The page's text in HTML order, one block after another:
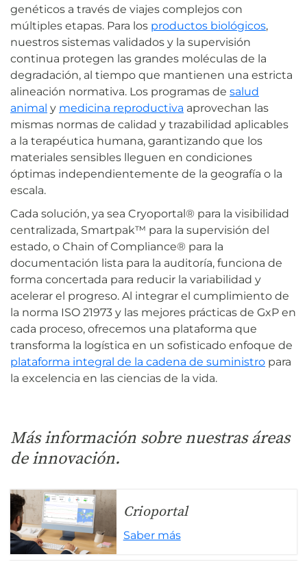
genéticos a través de viajes complejos con
múltiples etapas. Para los productos biológicos,
nuestros sistemas validados y la supervisión
continua protegen las grandes moléculas de la
degradación, al tiempo que mantienen una estricta
alineación normativa. Los programas de salud
animal y medicina reproductiva aprovechan las
mismas normas de calidad y trazabilidad aplicables
a la terapéutica humana, garantizando que los
materiales sensibles lleguen en condiciones
óptimas independientemente de la geografía o la
escala.
Cada solución, ya sea Cryoportal® para la visibilidad
centralizada, Smartpak™ para la supervisión del
estado, o Chain of Compliance® para la
documentación lista para la auditoría, funciona de
forma concertada para reducir la variabilidad y
acelerar el progreso. Al integrar el cumplimiento de
la norma ISO 21973 y las mejores prácticas de GxP en
cada proceso, ofrecemos una plataforma que
transforma la logística en un sofisticado enfoque de
plataforma integral de la cadena de suministro para
la excelencia en las ciencias de la vida.
Más información sobre nuestras áreas
de innovación.
Crioportal
Saber más